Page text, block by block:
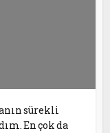
sürekli
En çok da